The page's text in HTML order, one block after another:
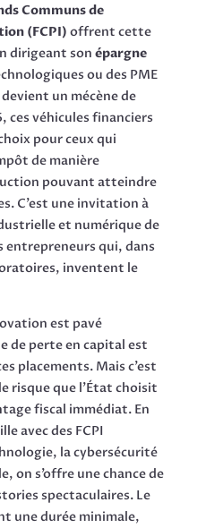
Communs de
(FCPI) offrent cette
dirigeant son épargne
ou des PME
un mécène de
ces véhicules financiers
pour ceux qui
de manière
pouvant atteindre
C’est une invitation à
et numérique de
entrepreneurs qui, dans
inventent le
est pavé
de perte en capital est
placements. Mais c’est
risque que l’État choisit
fiscal immédiat. En
avec des FCPI
la cybersécurité
on s’offre une chance de
spectaculaires. Le
une durée minimale,